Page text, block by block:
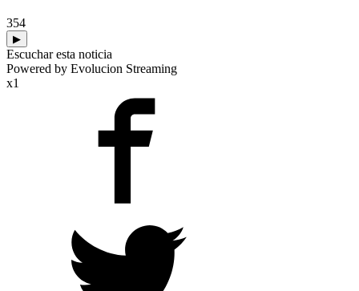
354
▶
Escuchar esta noticia
Powered by Evolucion Streaming
x1